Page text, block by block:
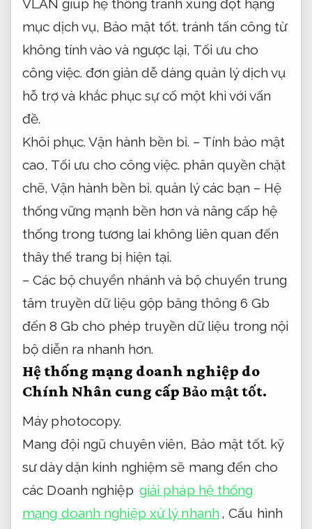
VLAN giúp hệ thống tránh xung đột hạng
mục dịch vụ, Bảo mật tốt. tránh tấn công từ
không tính vào và ngược lại, Tối ưu cho
công việc. đơn giản dễ dàng quản lý dịch vụ
hỗ trợ và khắc phục sự cố một khi với vấn
đề.
Khôi phục. Vận hành bền bỉ. – Tính bảo mật
cao, Tối ưu cho công việc. phân quyền chặt
chẽ, Vận hành bền bỉ. quản lý các bạn – Hệ
thống vững mạnh bền hơn và nâng cấp hệ
thống trong tương lai không liên quan đến
thây thế trang bị hiện tại.
– Các bộ chuyển nhánh và bộ chuyển trung
tâm truyền dữ liệu gộp băng thông 6 Gb
đến 8 Gb cho phép truyền dữ liệu trong nội
bộ diễn ra nhanh hơn.
Hệ thống mạng doanh nghiệp do
Chính Nhân cung cấp Bảo mật tốt.
Máy photocopy.
Mang đội ngũ chuyên viên, Bảo mật tốt. kỹ
sư dày dặn kinh nghiệm sẽ mang đến cho
các Doanh nghiệp giải pháp hệ thống
mạng doanh nghiệp xử lý nhanh ,Cấu hình